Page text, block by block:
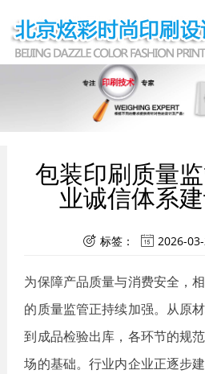
包装印刷质量
业诚信体系
 标签：  2026-
为保障产品质量与消费安全，
的质量监管正持续加强。从原
到成品检验出库，各环节的规
场的基础。行业内企业正逐步